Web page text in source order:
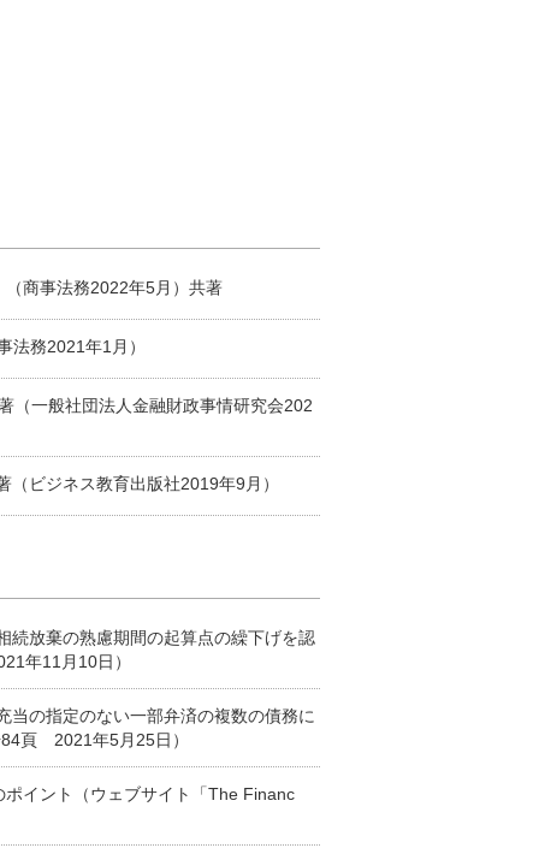
（商事法務2022年5月）共著
法務2021年1月）
（一般社団法人金融財政事情研究会202
（ビジネス教育出版社2019年9月）
放棄の熟慮期間の起算点の繰下げを認
年11月10日）
の指定のない一部弁済の複数の債務に
頁 2021年5月25日）
イント（ウェブサイト「The Financ